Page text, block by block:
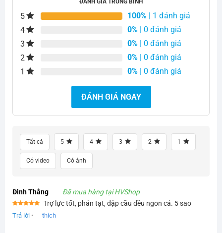
5 100% | 1 đánh giá
4
0% | 0 đánh giá
3
0% | 0 đánh giá
2
0% | 0 đánh giá
1
0% | 0 đánh giá
ĐÁNH GIÁ NGAY
Tất cả 5 4 3 2 1
Có video Có ảnh
Đình Thắng Đã mua hàng tại HVShop
Được xếp
hạng55
Trợ lực tốt, phản tạt, đập cầu đều ngon cả. 5 sao
Trả lời • thích